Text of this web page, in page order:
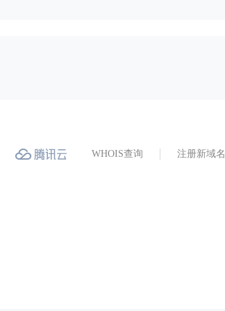
WHOIS查询 注册新域名